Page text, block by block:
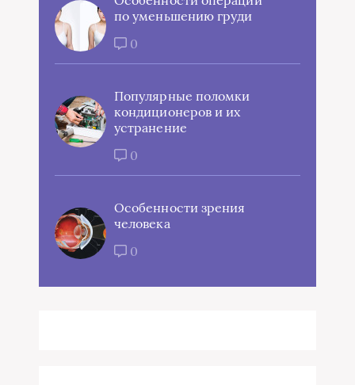
по уменьшению груди
0
Популярные поломки
кондиционеров и их
устранение
0
Особенности зрения
человека
0